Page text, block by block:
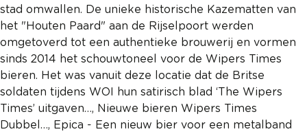
stad omwallen. De unieke historische Kazematten van
het "Houten Paard" aan de Rijselpoort werden
omgetoverd tot een authentieke brouwerij en vormen
sinds 2014 het schouwtoneel voor de Wipers Times
bieren. Het was vanuit deze locatie dat de Britse
soldaten tijdens WOI hun satirisch blad ‘The Wipers
Times’ uitgaven…, Nieuwe bieren Wipers Times
Dubbel…, Epica - Een nieuw bier voor een metalband